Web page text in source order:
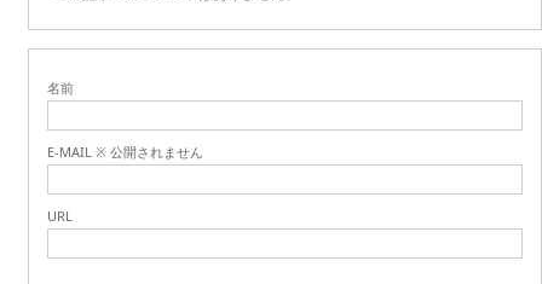
名前
E-MAIL ※ 公開されません
URL